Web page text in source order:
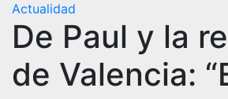
Actualidad
De Paul y la
de Valencia: